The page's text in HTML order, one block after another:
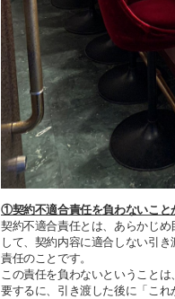
①契約不適合責任を負わないこと
契約不適合責任とは、あらかじ
して、契約内容に適合しない引
責任のことです。
この責任を負わないということは、
要するに、引き渡した後に「こ